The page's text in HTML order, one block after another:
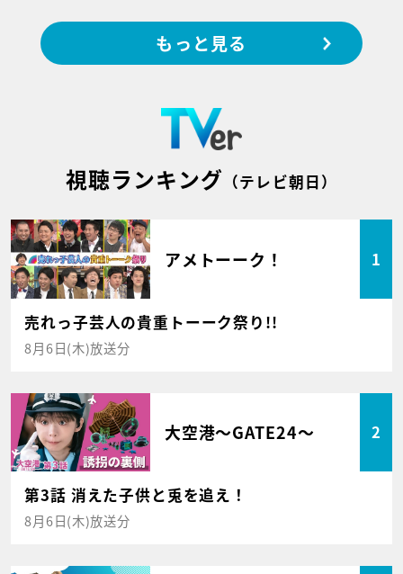
もっと見る
視聴ランキング （テレビ朝日）
アメトーーク！ 1
売れっ子芸人の貴重トーーク祭り!!
8月6日(木)放送分
大空港～GATE24～ 2
第3話 消えた子供と兎を追え！
8月6日(木)放送分